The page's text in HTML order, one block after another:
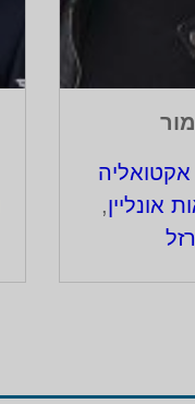
אקטואליה
אונליין,